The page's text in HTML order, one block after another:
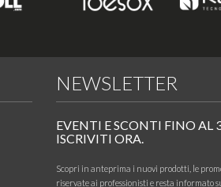
NEWSLETTER
EVENTI E SCONTI FINO AL
ISCRIVITI ORA.
Scopri in anteprima i nuovi prodotti, le
riservate ai professionisti e resta informato